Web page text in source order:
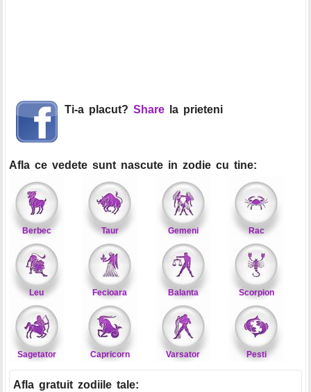
Ti-a placut? Share la prieteni
Afla ce vedete sunt nascute in zodie cu tine:
Berbec Taur Gemeni Rac
Leu Fecioara Balanta Scorpion
Sagetator Capricorn Varsator Pesti
Afla gratuit zodiile tale: